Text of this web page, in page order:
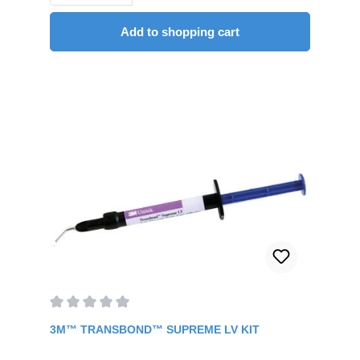
with all 3M light-curing adhesivesContent: 6 ml
Add to shopping cart
3M™ TRANSBOND™ SUPREME LV KIT